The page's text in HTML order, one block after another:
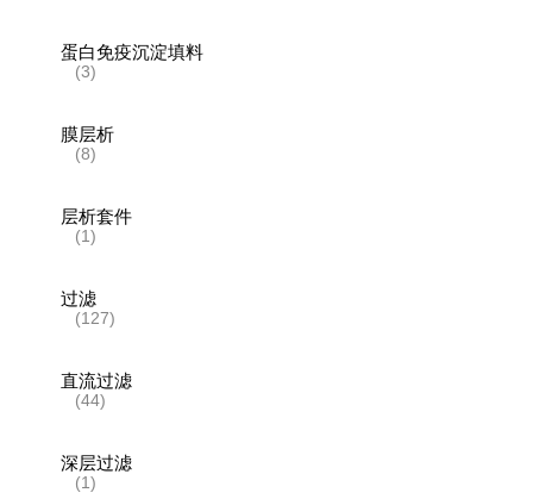
蛋白免疫沉淀填料
(3)
膜层析
(8)
层析套件
(1)
过滤
(127)
直流过滤
(44)
深层过滤
(1)